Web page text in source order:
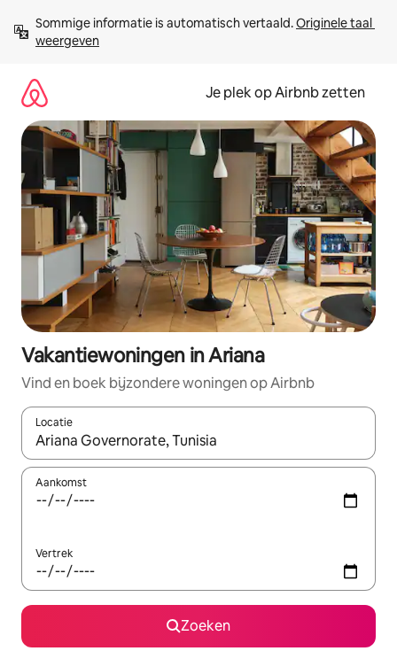
direct
naar
Sommige informatie is automatisch vertaald. Originele taal
weergeven
Je plek op Airbnb zetten
Vakantiewoningen in Ariana
Vind en boek bijzondere woningen op Airbnb
Locatie
Wanneer er resultaten beschikbaar zijn, maak je een keuze
Aankomst
Vertrek
Zoeken